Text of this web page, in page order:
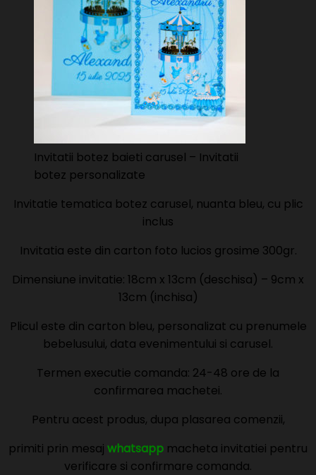
Invitatii botez baieti carusel – Invitatii
botez personalizate
Invitatie tematica botez carusel, nuanta bleu, cu plic
inclus
Invitatia este din carton foto lucios grosime 300gr.
Dimensiune invitatie: 18cm x 13cm (deschisa) – 9cm x
13cm (inchisa)
Plicul este din carton bleu, personalizat cu prenumele
bebelusului, data evenimentului si carusel.
Termen executie comanda: 24-48 ore de la
confirmarea machetei.
Pentru acest produs, dupa plasarea comenzii,
primiti prin mesaj whatsapp macheta invitatiei pentru
verificare si confirmare comanda.